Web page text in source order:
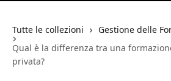
Tutte le collezioni Gestione delle
Qual è la differenza tra una
privata?